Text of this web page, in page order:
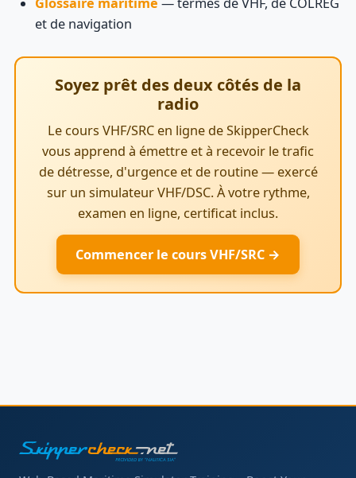
et de navigation
Soyez prêt des deux côtés de la
radio
Le cours VHF/SRC en ligne de SkipperCheck
vous apprend à émettre et à recevoir le trafic
de détresse, d'urgence et de routine — exercé
sur un simulateur VHF/DSC. À votre rythme,
examen en ligne, certificat inclus.
Commencer le cours VHF/SRC →